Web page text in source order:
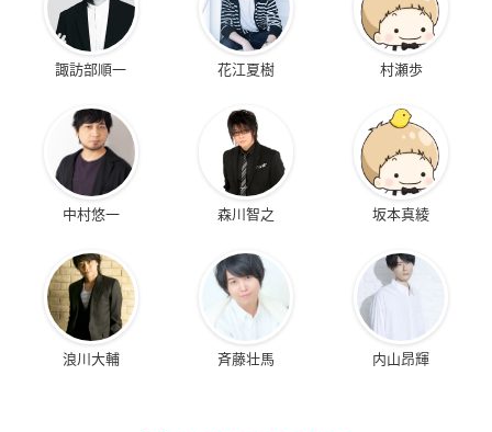
諏訪部順一 花江夏樹 村瀬歩
中村悠一 森川智之 坂本真綾
浪川大輔 斉藤壮馬 内山昂輝